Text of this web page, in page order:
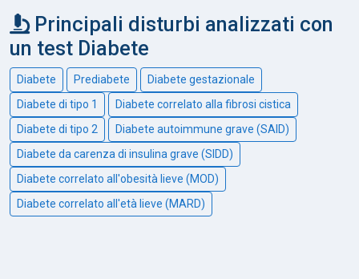
Principali disturbi analizzati con
un test Diabete
Diabete Prediabete
Diabete gestazionale
Diabete di tipo 1
Diabete correlato alla fibrosi cistica
Diabete di tipo 2
Diabete autoimmune grave (SAID)
Diabete da carenza di insulina grave (SIDD)
Diabete correlato all'obesità lieve (MOD)
Diabete correlato all'età lieve (MARD)